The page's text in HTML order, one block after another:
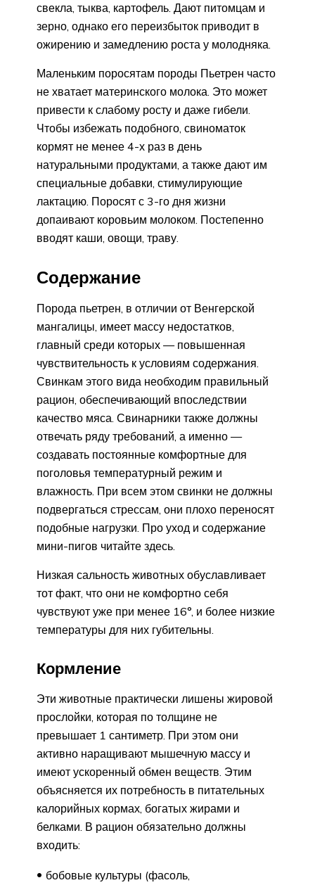
свекла, тыква, картофель. Дают питомцам и
зерно, однако его переизбыток приводит в
ожирению и замедлению роста у молодняка.
Маленьким поросятам породы Пьетрен часто
не хватает материнского молока. Это может
привести к слабому росту и даже гибели.
Чтобы избежать подобного, свиноматок
кормят не менее 4-х раз в день
натуральными продуктами, а также дают им
специальные добавки, стимулирующие
лактацию. Поросят с 3-го дня жизни
допаивают коровьим молоком. Постепенно
вводят каши, овощи, траву.
Содержание
Порода пьетрен, в отличии от Венгерской
мангалицы, имеет массу недостатков,
главный среди которых — повышенная
чувствительность к условиям содержания.
Свинкам этого вида необходим правильный
рацион, обеспечивающий впоследствии
качество мяса. Свинарники также должны
отвечать ряду требований, а именно —
создавать постоянные комфортные для
поголовья температурный режим и
влажность. При всем этом свинки не должны
подвергаться стрессам, они плохо переносят
подобные нагрузки. Про уход и содержание
мини-пигов читайте здесь.
Низкая сальность животных обуславливает
тот факт, что они не комфортно себя
чувствуют уже при менее 16°, и более низкие
температуры для них губительны.
Кормление
Эти животные практически лишены жировой
прослойки, которая по толщине не
превышает 1 сантиметр. При этом они
активно наращивают мышечную массу и
имеют ускоренный обмен веществ. Этим
объясняется их потребность в питательных
калорийных кормах, богатых жирами и
белками. В рацион обязательно должны
входить:
бобовые культуры (фасоль,